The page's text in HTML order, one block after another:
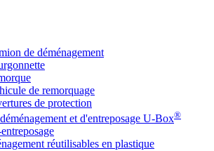
de déménagement
de remorquage
de protection
et d'entreposage U-Box®
réutilisables en plastique